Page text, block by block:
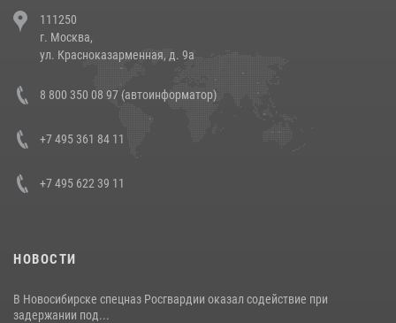
напавших на бригаду скорой помощи (видео)
14 июля 2026, 12:20
В Росгвардии прошла военно-научная конференция по обобщению
боевого опыта
111250
г. Москва,
ул. Красноказарменная, д. 9а
8 800 350 08 97 (автоинформатор)
+7 495 361 84 11
+7 495 622 39 11
НОВОСТИ
В Новосибирске спецназ Росгвардии оказал содействие при
задержании под...